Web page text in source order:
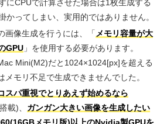
にCPUで計算させた場合は1枚生成する
かってしまい、実用的ではありません。
画像生成を行うには、「 メモリ容量が大
GPU」を使用する必要があります。
Mini(M2)だと1024×1024[px]を超える
メモリ不足で生成できませんでした。
スパ重視でとりあえず始めるなら
載)、 ガンガン大きい画像を生成したい